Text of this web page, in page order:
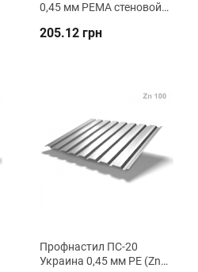
0,45 мм РЕMA стеновой
205.12 грн
Профнастил ПC-20
Украина 0,45 мм РЕ (Zn